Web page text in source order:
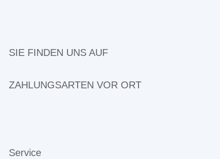
SIE FINDEN UNS AUF
ZAHLUNGSARTEN VOR ORT
Service